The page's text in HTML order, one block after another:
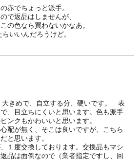
赤でちょっと派手。
で返品はしませんが、
の色なら買わないかなあ。
いいんだろうけど。
きめで、自立する分、硬いです。　表
、目立ちにくいと思います。色も派手
ンクもかわいいと思います。
配が無く、そこは良いですが、こちら
と思います。
１度交換しております。交換品もマシ
品は面倒なので（業者指定ですし、回